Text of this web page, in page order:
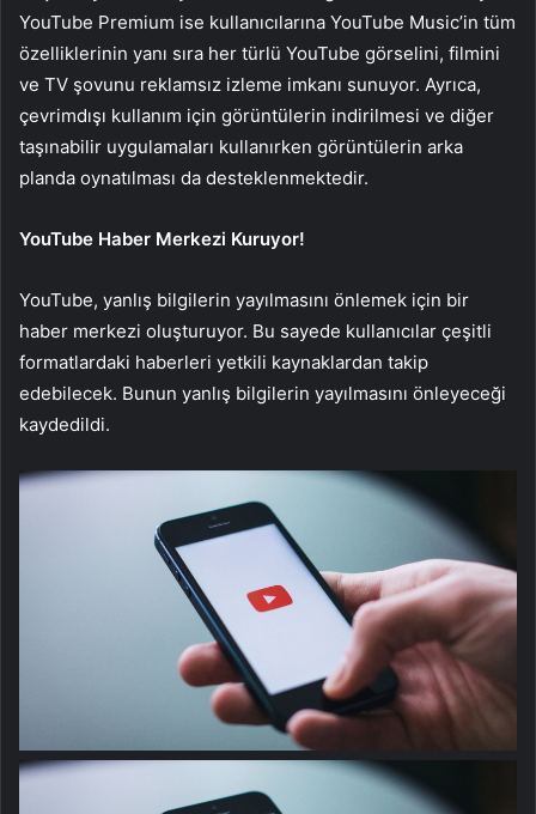
YouTube Premium ise kullanıcılarına YouTube Music’in tüm
özelliklerinin yanı sıra her türlü YouTube görselini, filmini
ve TV şovunu reklamsız izleme imkanı sunuyor. Ayrıca,
çevrimdışı kullanım için görüntülerin indirilmesi ve diğer
taşınabilir uygulamaları kullanırken görüntülerin arka
planda oynatılması da desteklenmektedir.
YouTube Haber Merkezi Kuruyor!
YouTube, yanlış bilgilerin yayılmasını önlemek için bir
haber merkezi oluşturuyor. Bu sayede kullanıcılar çeşitli
formatlardaki haberleri yetkili kaynaklardan takip
edebilecek. Bunun yanlış bilgilerin yayılmasını önleyeceği
kaydedildi.